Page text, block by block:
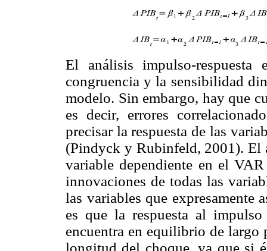
El análisis impulso-
congruencia y la sensibilidad
modelo. Sin embargo, hay que
es decir, errores
precisar la respuesta de las
(Pindyck y Rubinfeld, 2001). El
variable dependiente en el
innovaciones de todas las
las variables que expresamente
es que la respuesta al
encuentra en equilibrio de largo
longitud del choque, ya que si